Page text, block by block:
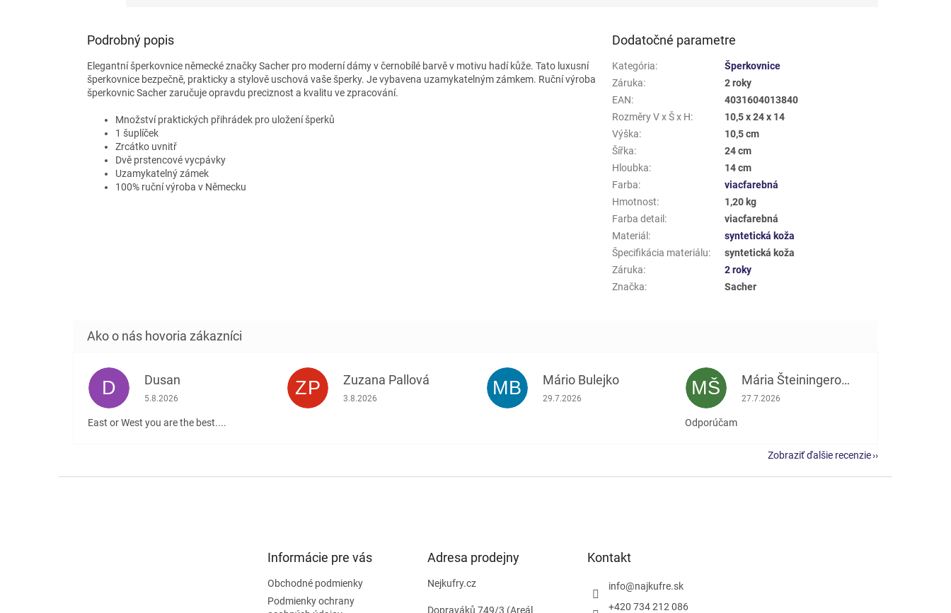
Podrobný popis
Elegantní šperkovnice německé značky Sacher pro moderní dámy v černobílé barvě v motivu hadí kůže. Tato luxusní
šperkovnice bezpečně, prakticky a stylově uschová vaše šperky. Je vybavena uzamykatelným zámkem. Ruční výroba
šperkovnic Sacher zaručuje opravdu preciznost a kvalitu ve zpracování.
Množství praktických přihrádek pro uložení šperků
1 šuplíček
Zrcátko uvnitř
Dvě prstencové vycpávky
Uzamykatelný zámek
100% ruční výroba v Německu
Dodatočné parametre
Kategória:
Šperkovnice
Záruka:
2 roky
EAN:
4031604013840
Rozměry V x Š x H:
10,5 x 24 x 14
Výška:
10,5 cm
Šířka:
24 cm
Hloubka:
14 cm
Farba:
viacfarebná
Hmotnost:
1,20 kg
Farba detail :
viacfarebná
Materiál :
syntetická koža
Špecifikácia materiálu:
syntetická koža
Záruka:
2 roky
Značka: Sacher
D Dusan
Hodnotenie obchodu je 5 z 5 hviezdičiek.
5.8.2026
East or West you are the best....
ZP Zuzana Pallová
Hodnotenie obchodu je 5 z 5 hviezdičiek.
3.8.2026 MB Mário Bulejko
Hodnotenie obchodu je 5 z 5 hviezdičiek.
29.7.2026 MŠ Mária Šteiningerová
Hodnotenie obchodu je 5 z 5 hviezdičiek.
27.7.2026
Odporúčam
Zobraziť ďalšie recenzie
Informácie pre vás
Obchodné podmienky
Podmienky ochrany
Adresa prodejny
Nejkufry.cz
Dopraváků 749/3 (Areál
Kontakt
info@najkufre.sk
+420 734 212 086